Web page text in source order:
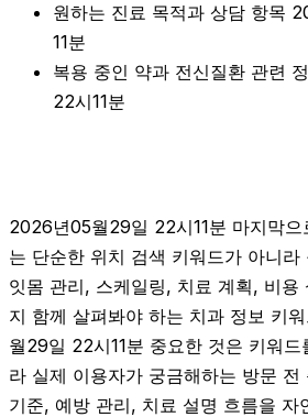
원하는 진료 목적과 상담 항목
11분
복용 중인 약과 전신질환 관련
22시11분
2026년05월29일 22시11분 마지막
는 단순한 위치 검색 키워드가 아니
잇몸 관리, 스케일링, 치료 계획, 비용
지 함께 살펴봐야 하는 치과 정보 키
월29일 22시11분 중요한 것은 키워
라 실제 이용자가 궁금해하는 방문 전
기준, 예방 관리, 치료 설명 흐름을 자